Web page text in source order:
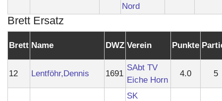
Nord
Brett Ersatz
Brett Name DWZ Verein Punkte
12 Lentföhr,Dennis 1691
SAbt TV
Eiche Horn
4.0 5
SK